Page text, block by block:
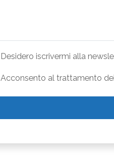
Desidero iscrivermi alla
Acconsento al trattamento